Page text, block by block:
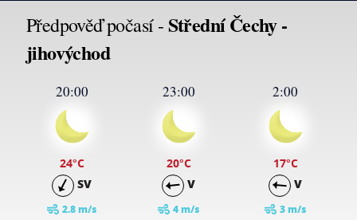
Předpověď počasí -Střední Čechy -
jihovýchod
20:00
24°C
SV
2.8 m/s
23:00
20°C
V
4 m/s
2:00
17°C
V
3 m/s